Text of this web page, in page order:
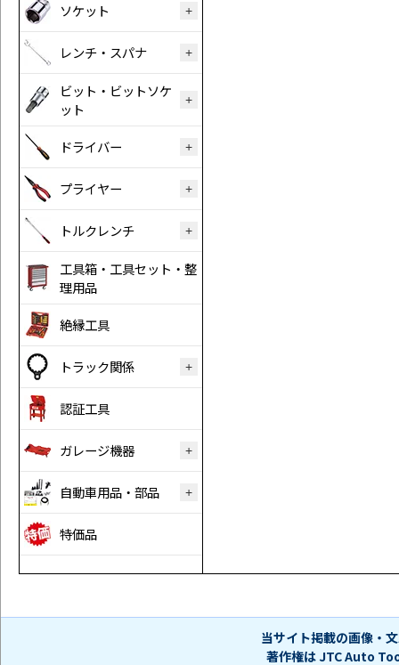
ソケット
レンチ・スパナ
ビット・ビットソケ
ット
ドライバー
プライヤー
トルクレンチ
工具箱・工具セット・整
理用品
絶縁工具
トラック関係
認証工具
ガレージ機器
自動車用品・部品
特価品
当サイト掲載の画像・
著作権は JTC Auto